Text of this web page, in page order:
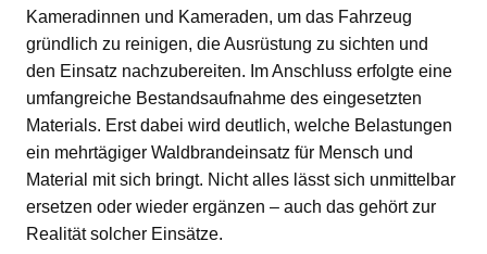
Kameradinnen und Kameraden, um das Fahrzeug
gründlich zu reinigen, die Ausrüstung zu sichten und
den Einsatz nachzubereiten. Im Anschluss erfolgte eine
umfangreiche Bestandsaufnahme des eingesetzten
Materials. Erst dabei wird deutlich, welche Belastungen
ein mehrtägiger Waldbrandeinsatz für Mensch und
Material mit sich bringt. Nicht alles lässt sich unmittelbar
ersetzen oder wieder ergänzen – auch das gehört zur
Realität solcher Einsätze.